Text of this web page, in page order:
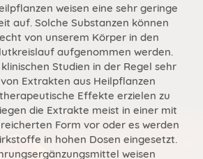
weisen eine sehr geringe
auf. Solche Substanzen können
von unserem Körper in den
aufgenommen werden.
Studien in der Regel sehr
Extrakten aus Heilpflanzen
Effekte erzielen zu
die Extrakte meist in einer mit
Form vor oder es werden
in hohen Dosen eingesetzt.
weisen